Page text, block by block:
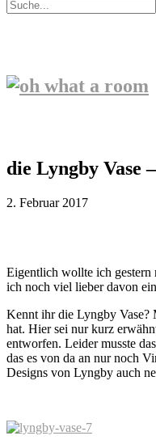
die Lyngby Vase
2. Februar 2017
Eigentlich wollte ich gestern
ich noch viel lieber davon
Kennt ihr die Lyngby Vase?
hat. Hier sei nur kurz
entworfen. Leider musste
das es von da an nur noch
Designs von Lyngby auch